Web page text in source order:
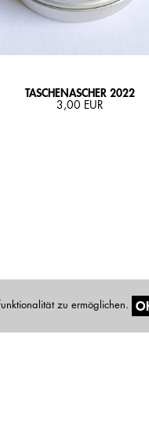
TASCHENASCHER 2022
3,00 EUR
zu ermöglichen.